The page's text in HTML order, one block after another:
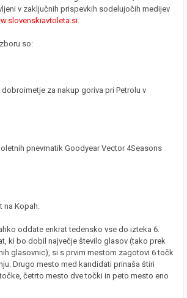
v zaključnih prispevkih sodelujočih medijev
.
so:
za nakup goriva pri Petrolu v
pnevmatik Goodyear Vector 4Seasons
na Kopah.
oddate enkrat tedensko vse do izteka 6.
ki bo dobil največje število glasov (tako prek
glasovnic), si s prvim mestom zagotovi 6 točk
Drugo mesto med kandidati prinaša štiri
četrto mesto dve točki in peto mesto eno